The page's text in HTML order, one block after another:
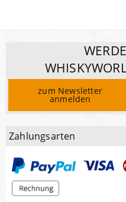
zum Newsletter
anmelden
Zahlungsarten